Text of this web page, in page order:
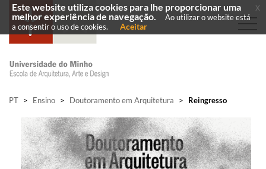
PT > Ensino > Doutoramento em Arquitetura > Reingresso
Este website utiliza cookies para lhe proporcionar uma
melhor experiência de navegação.
Ao utilizar o website está
a consentir o uso de cookies.
Aceitar
x